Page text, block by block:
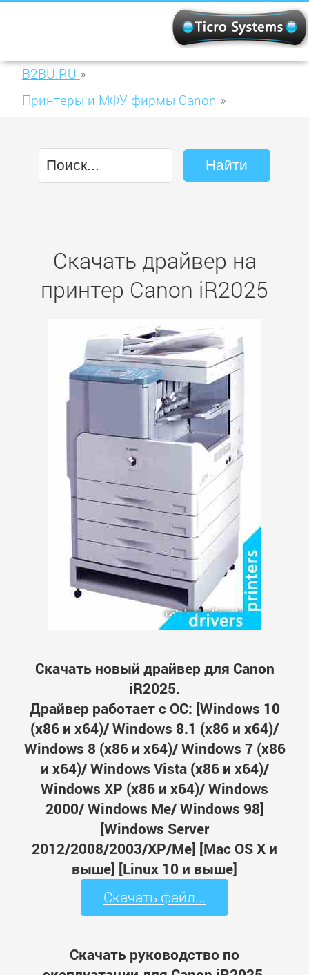
B2BU.RU »
Принтеры и МФУ фирмы Canon »
Скачать драйвер на
принтер Canon iR2025
Скачать новый драйвер для Canon
iR2025.
Драйвер работает с ОС: [Windows 10
(x86 и x64)/ Windows 8.1 (x86 и x64)/
Windows 8 (x86 и x64)/ Windows 7 (x86
и x64)/ Windows Vista (x86 и x64)/
Windows XP (x86 и x64)/ Windows
2000/ Windows Me/ Windows 98]
[Windows Server
2012/2008/2003/XP/Me] [Mac OS X и
выше] [Linux 10 и выше]
Скачать файл...
Скачать руководство по